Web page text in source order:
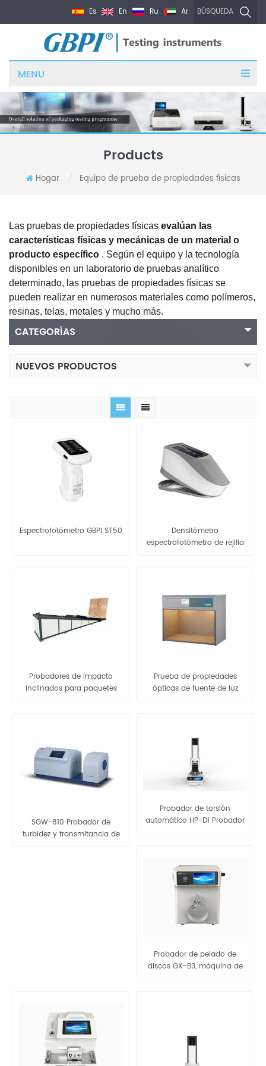
BÚSQUEDA
Es En Ru Ar
MENU
Products
Hogar Equipo de prueba de propiedades físicas
Las pruebas de propiedades físicas evalúan las
características físicas y mecánicas de un material o
producto específico . Según el equipo y la tecnología
disponibles en un laboratorio de pruebas analítico
determinado, las pruebas de propiedades físicas se
pueden realizar en numerosos materiales como polímeros,
resinas, telas, metales y mucho más.
CATEGORÍAS
NUEVOS PRODUCTOS
Espectrofotómetro GBPI ST50
Densitómetro
espectrofotómetro de rejilla
Probadores de impacto
inclinados para paquetes
Prueba de propiedades
ópticas de fuente de luz
SGW-810 Probador de
turbidez y transmitancia de
Probador de torsión
automático HP-D1 Probador
Probador de pelado de
discos GX-B3, máquina de